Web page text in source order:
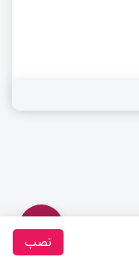
قوانین و مقررات نصب